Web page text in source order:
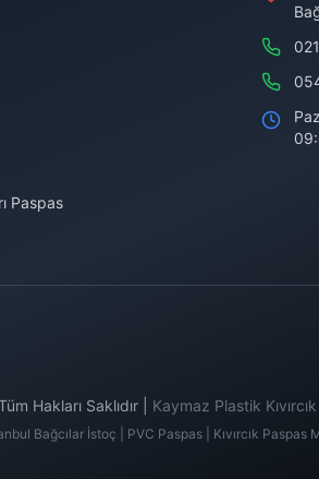
Paspas
Hakları Saklıdır | Kaymaz Plastik
Bağcılar İstoç | PVC Paspas | Kıvırcık Paspas